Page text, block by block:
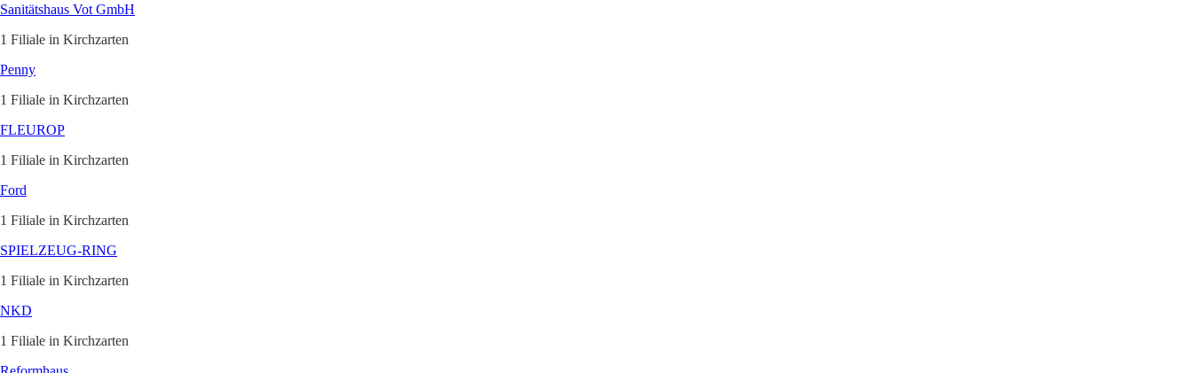
Sanitätshaus Vot GmbH
1 Filiale in Kirchzarten
Penny
1 Filiale in Kirchzarten
FLEUROP
1 Filiale in Kirchzarten
Ford
1 Filiale in Kirchzarten
SPIELZEUG-RING
1 Filiale in Kirchzarten
NKD
1 Filiale in Kirchzarten